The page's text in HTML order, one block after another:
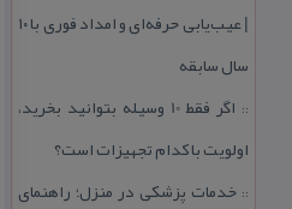
| عیب‌یابی حرفه‌ای و امداد فوری با ۱۰
سال سابقه
::
اگر فقط 10 وسیله بتوانید بخرید،
اولویت با كدام تجهیزات است؟
:: خدمات پزشكی در منزل؛ راهنمای